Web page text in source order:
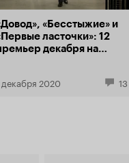
сразу
и 'Под
подводили
и по-
всего
«Бесстыжие» и
ласточки»: 12
декабря на
декабря 2020 13